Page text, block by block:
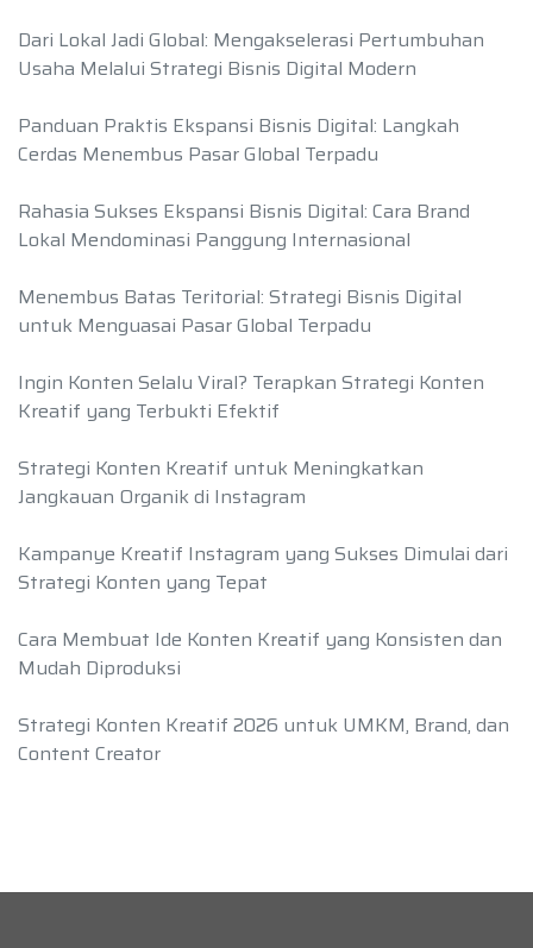
Dari Lokal Jadi Global: Mengakselerasi Pertumbuhan
Usaha Melalui Strategi Bisnis Digital Modern
Panduan Praktis Ekspansi Bisnis Digital: Langkah
Cerdas Menembus Pasar Global Terpadu
Rahasia Sukses Ekspansi Bisnis Digital: Cara Brand
Lokal Mendominasi Panggung Internasional
Menembus Batas Teritorial: Strategi Bisnis Digital
untuk Menguasai Pasar Global Terpadu
Ingin Konten Selalu Viral? Terapkan Strategi Konten
Kreatif yang Terbukti Efektif
Strategi Konten Kreatif untuk Meningkatkan
Jangkauan Organik di Instagram
Kampanye Kreatif Instagram yang Sukses Dimulai dari
Strategi Konten yang Tepat
Cara Membuat Ide Konten Kreatif yang Konsisten dan
Mudah Diproduksi
Strategi Konten Kreatif 2026 untuk UMKM, Brand, dan
Content Creator